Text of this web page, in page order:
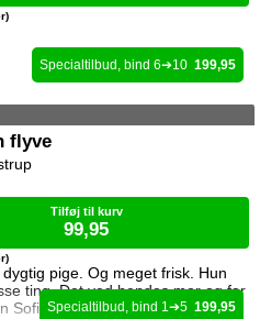
6 10 199,95
flyve
pige. Og meget frisk. Hun
ting. Det ved hendes mor og far
Sofie flyve. Hun kan flyve meget
Tilføj til kurv
99,95
1 5 199,95